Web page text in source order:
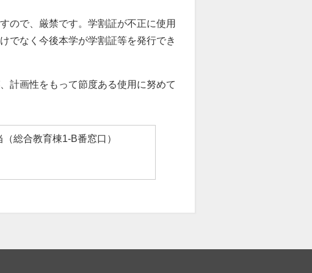
ので、厳禁です。学割証が不正に使用
でなく今後本学が学割証等を発行でき
計画性をもって節度ある使用に努めて
総合教育棟1-B番窓口）